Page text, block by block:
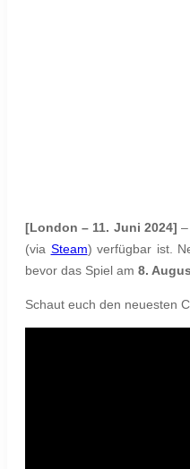
[London – 11. Juni 2024]
(via Steam) verfügbar ist.
bevor das Spiel am 8.
Schaut euch den neuesten